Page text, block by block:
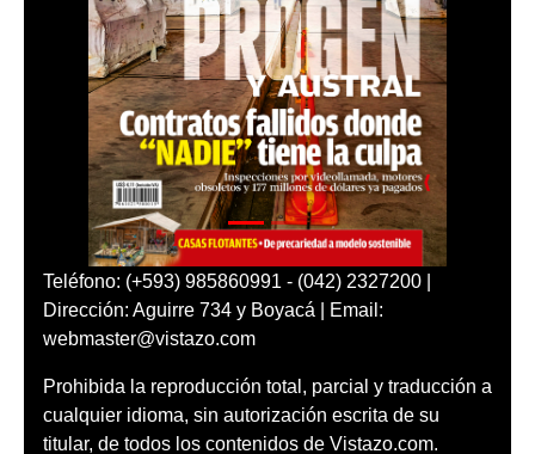
Teléfono: (+593) 985860991 - (042) 2327200 |
Dirección: Aguirre 734 y Boyacá | Email:
webmaster@vistazo.com
Prohibida la reproducción total, parcial y traducción a
cualquier idioma, sin autorización escrita de su
titular, de todos los contenidos de Vistazo.com.